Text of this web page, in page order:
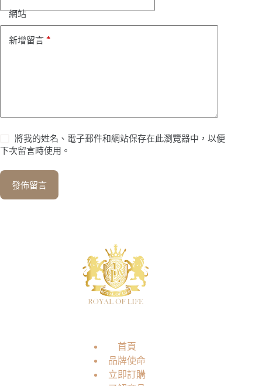
網站
新增留言 *
將我的姓名、電子郵件和網站保存在此瀏覽器中，以便
下次留言時使用。
發佈留言
首頁
品牌使命
立即訂購